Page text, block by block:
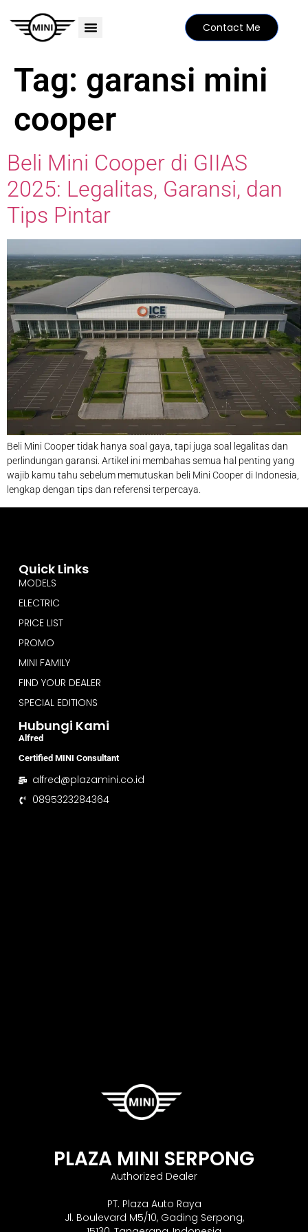
Contact Me
Tag: garansi mini
cooper
Beli Mini Cooper di GIIAS
2025: Legalitas, Garansi, dan
Tips Pintar
Beli Mini Cooper tidak hanya soal gaya, tapi juga soal legalitas dan
perlindungan garansi. Artikel ini membahas semua hal penting yang
wajib kamu tahu sebelum memutuskan beli Mini Cooper di Indonesia,
lengkap dengan tips dan referensi terpercaya.
PLAZA MINI SERPONG
Authorized Dealer
PT. Plaza Auto Raya
Jl. Boulevard M5/10, Gading Serpong,
Quick Links
MODELS
ELECTRIC
PRICE LIST
PROMO
MINI FAMILY
FIND YOUR DEALER
SPECIAL EDITIONS
Hubungi Kami
Alfred
Certified MINI Consultant
alfred@plazamini.co.id
0895323284364